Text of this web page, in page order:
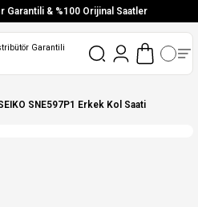
Garantili & %100 Orijinal Saatler
6 Taksit
Kargo
SNE597P1 Erkek Kol Saati